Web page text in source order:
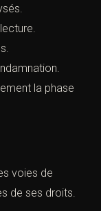
la phase